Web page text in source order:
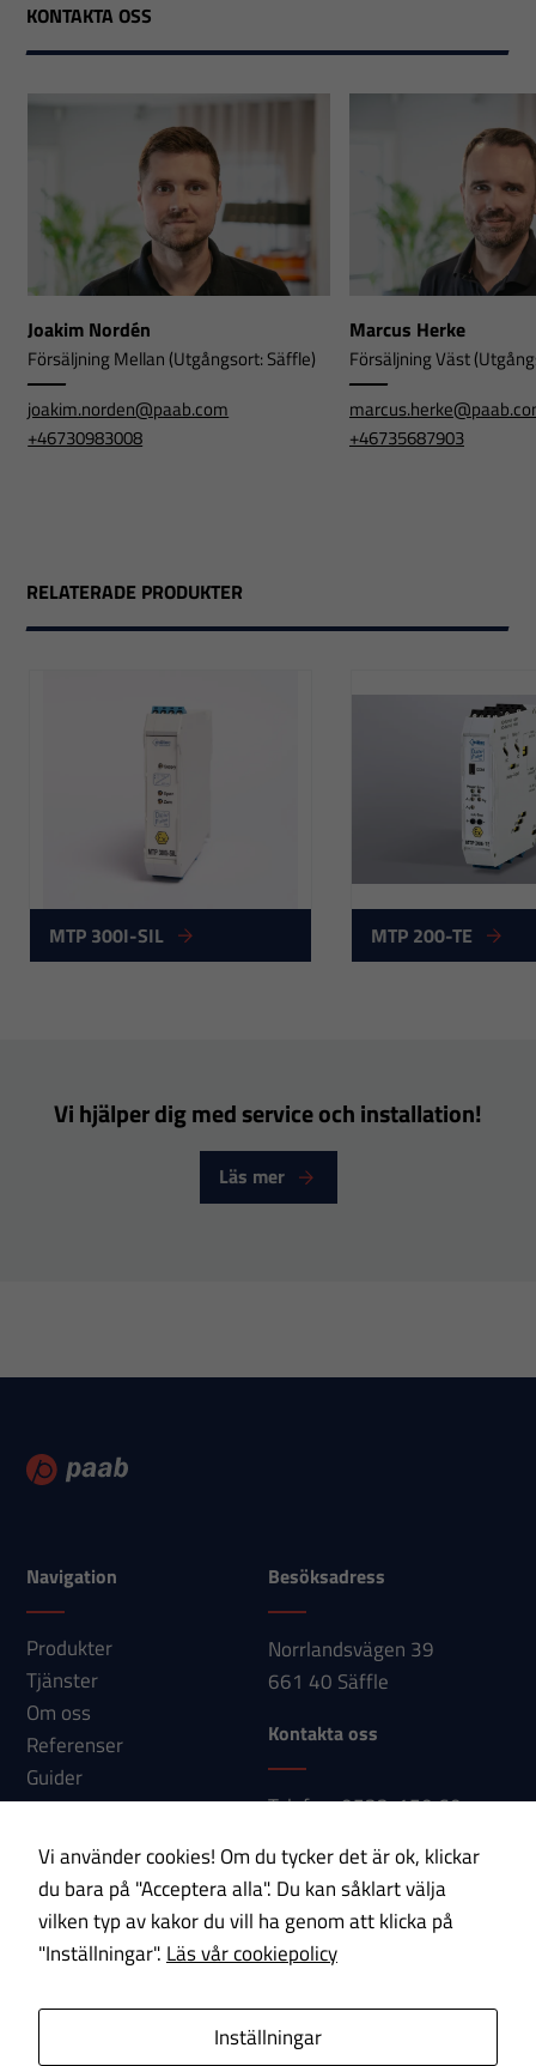
KONTAKTA OSS
Joakim Nordén
Försäljning Mellan (Utgångsort: Säffle)
joakim.norden@paab.com
+46730983008
Marcus Herke
Försäljning Väst
+46735687903
RELATERADE PRODUKTER
MTP 300I-SIL MTP 200-TE
Vi hjälper dig med service och installation!
Läs mer
Navigation
Produkter
Tjänster
Om oss
Referenser
Guider
Nyheter
Kontakt
Besöksadress
Norrlandsvägen 39
661 40 Säffle
Kontakta oss
Telefon: 0533-150 60
info@paab.com
Prenumerera på vårt nyhetsbrev!
E-post
Vi använder cookies! Om du tycker det är ok, klickar
du bara på "Acceptera alla". Du kan såklart välja
vilken typ av kakor du vill ha genom att klicka på
"Inställningar". Läs vår cookiepolicy
Inställningar
Nödvändiga
Dessa
cookies går
inte att välja
förbättra
funktionalitet
och
baserat på
hemsidan
Upplevelse
För att vår
prestera så
bra som